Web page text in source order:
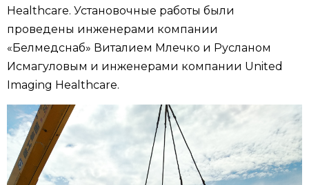
Healthcare. Установочные работы были
проведены инженерами компании
«Белмедснаб» Виталием Млечко и Русланом
Исмагуловым и инженерами компании United
Imaging Healthcare.